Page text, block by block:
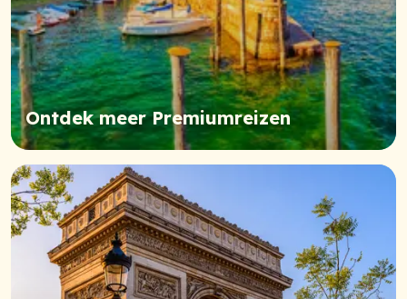
Ontdek meer Premiumreizen